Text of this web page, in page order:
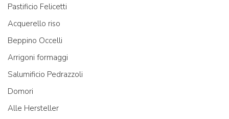
Pastificio Felicetti
Acquerello riso
Beppino Occelli
Arrigoni formaggi
Salumificio Pedrazzoli
Domori
Alle Hersteller